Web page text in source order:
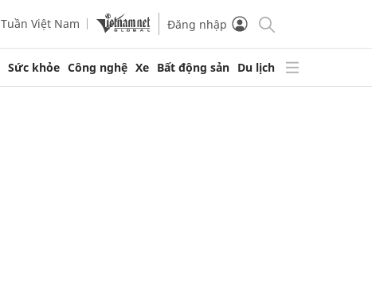
Tuần Việt Nam Đăng nhập
Sức khỏe Công nghệ Xe Bất động sản Du lịch